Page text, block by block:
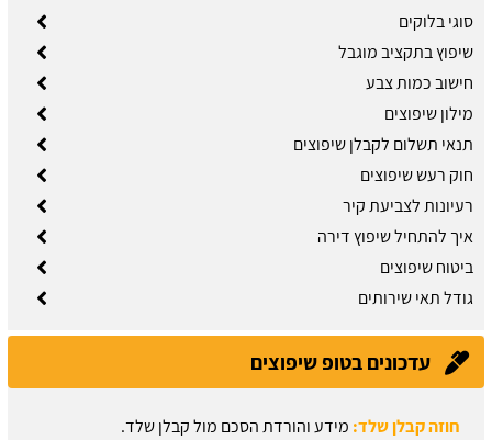
סוגי בלוקים
שיפוץ בתקציב מוגבל
חישוב כמות צבע
מילון שיפוצים
תנאי תשלום לקבלן שיפוצים
חוק רעש שיפוצים
רעיונות לצביעת קיר
איך להתחיל שיפוץ דירה
ביטוח שיפוצים
גודל תאי שירותים
עדכונים בטופ שיפוצים
תיקון קיר גבס:זקוקים לתיקוני גבס? הזמינו בעל מקצוע עוד היום.